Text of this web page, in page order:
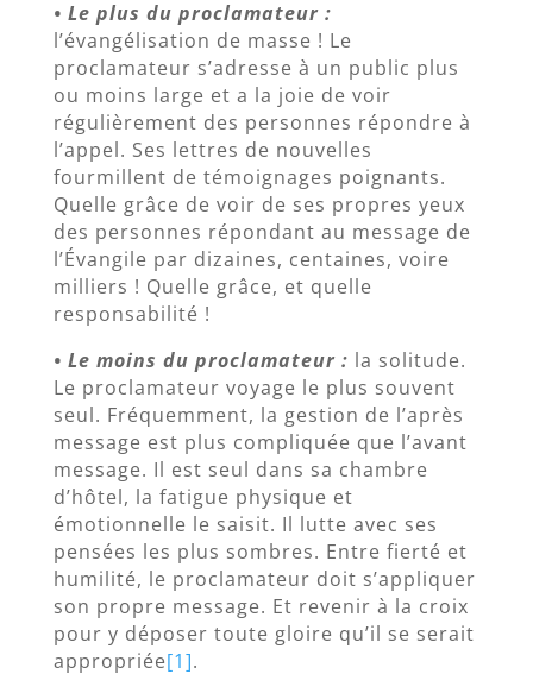
• Le plus du proclamateur :
l’évangélisation de masse ! Le
proclamateur s’adresse à un public plus
ou moins large et a la joie de voir
régulièrement des personnes répondre à
l’appel. Ses lettres de nouvelles
fourmillent de témoignages poignants.
Quelle grâce de voir de ses propres yeux
des personnes répondant au message de
l’Évangile par dizaines, centaines, voire
milliers ! Quelle grâce, et quelle
responsabilité !
• Le moins du proclamateur : la solitude.
Le proclamateur voyage le plus souvent
seul. Fréquemment, la gestion de l’après
message est plus compliquée que l’avant
message. Il est seul dans sa chambre
d’hôtel, la fatigue physique et
émotionnelle le saisit. Il lutte avec ses
pensées les plus sombres. Entre fierté et
humilité, le proclamateur doit s’appliquer
son propre message. Et revenir à la croix
pour y déposer toute gloire qu’il se serait
appropriée[1].